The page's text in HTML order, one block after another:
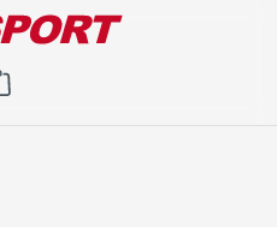
Warenkorb enthält 0